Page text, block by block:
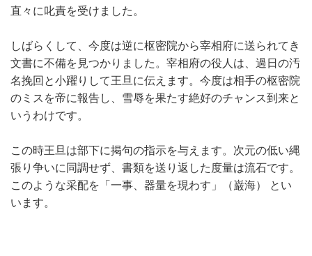
直々に叱責を受けました。
しばらくして、今度は逆に枢密院から宰相府に送られてき
文書に不備を見つかりました。宰相府の役人は、過日の汚
名挽回と小躍りして王旦に伝えます。今度は相手の枢密院
のミスを帝に報告し、雪辱を果たす絶好のチャンス到来と
いうわけです。
この時王旦は部下に掲句の指示を与えます。次元の低い縄
張り争いに同調せず、書類を送り返した度量は流石です。
このような采配を「一事、器量を現わす」（巌海） とい
います。